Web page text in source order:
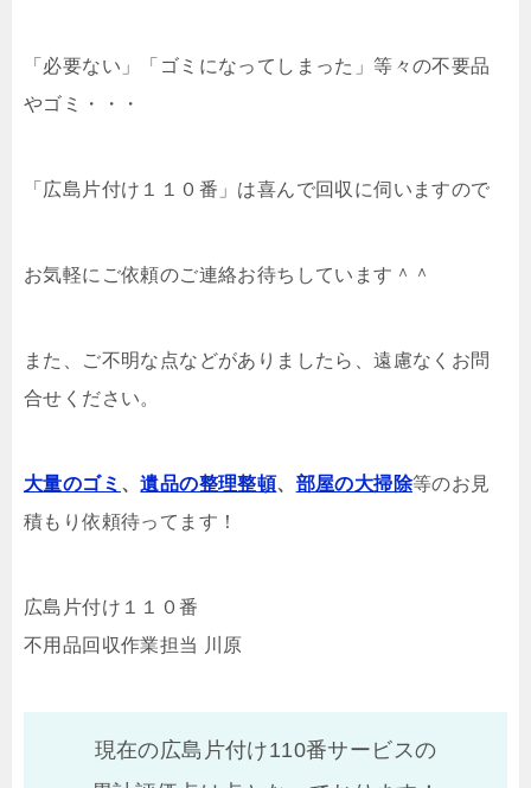
「必要ない」「ゴミになってしまった」等々の不要品
やゴミ・・・
「広島片付け１１０番」は喜んで回収に伺いますので
お気軽にご依頼のご連絡お待ちしています＾＾
また、ご不明な点などがありましたら、遠慮なくお問
合せください。
大量のゴミ 、遺品の整理整頓、 部屋の大掃除等のお見
積もり依頼待ってます！
広島片付け１１０番
不用品回収作業担当 川原
現在の広島片付け110番サービスの